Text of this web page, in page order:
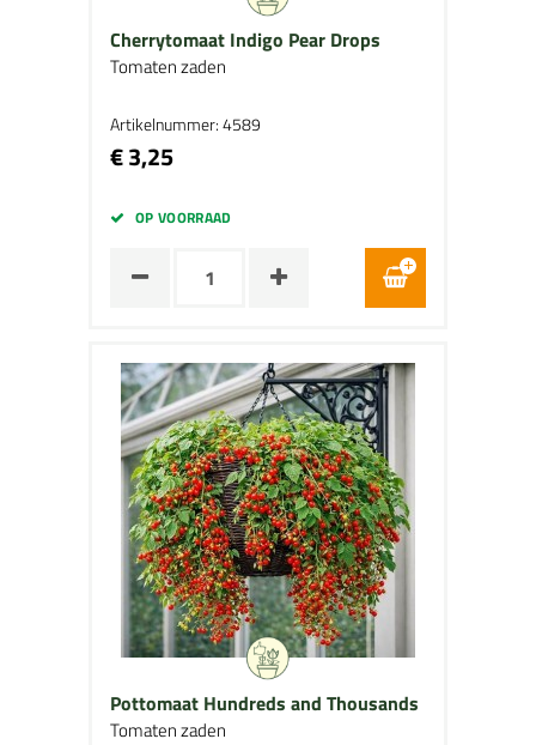
Cherrytomaat Indigo Pear Drops
Tomaten zaden
Artikelnummer: 4589
€ 3,25
OP VOORRAAD
Pottomaat Hundreds and Thousands
Tomaten zaden